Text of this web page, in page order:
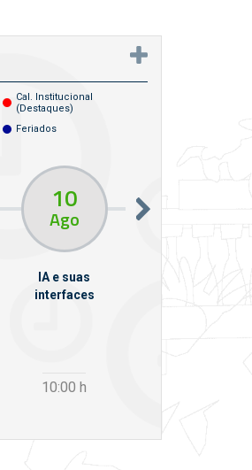
Cal. Institucional
(destaques)
Feriados
10
Ago
IA e suas
interfaces
10:00 h